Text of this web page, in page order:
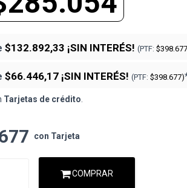
$132.892,33 ¡SIN INTERÉS! (PTF:
$66.446,17 ¡SIN INTERÉS! (PTF: $398.677)
Tarjetas de crédito
con Tarjeta
COMPRAR